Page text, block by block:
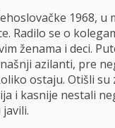
1968,
Radilo se o
ženama i deci.
azilanti, pre
ostaju. Otišli
i kasnije nestali